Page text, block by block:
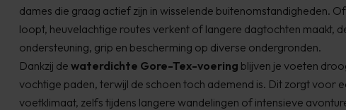
dames die graag actief zijn in wisselende buitenomstandigheden.
loopt, heuvelachtige routes verkent of langere dagtochten maakt,
ondersteuning, grip en bescherming op diverse ondergronden.
Dankzij de waterdichte Gore-Tex-voering blijven je voeten
vochtige paden, terwijl de schoen toch ademend is. Dit zorgt voor
voetklimaat, zelfs tijdens langere wandelingen of intensieve